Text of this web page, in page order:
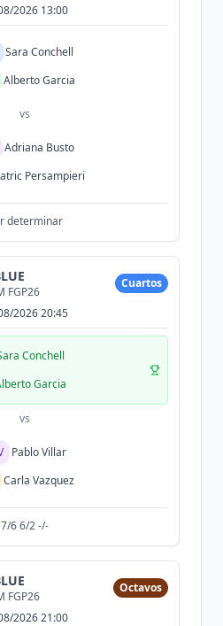
2026 13:00
Sara Conchell
Alberto Garcia
vs
Adriana Busto
Persampieri
determinar
FGP26
Cuartos
2026 20:45
Conchell
Garcia
vs
Pablo Villar
Carla Vazquez
7/6 6/2 -/-
FGP26
Octavos
2026 21:00